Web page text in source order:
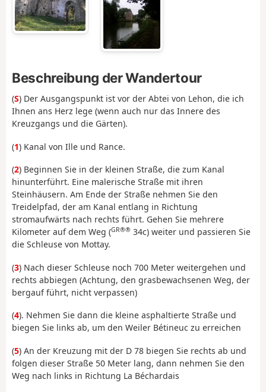
Beschreibung der Wandertour
(S) Der Ausgangspunkt ist vor der Abtei von Lehon, die ich
Ihnen ans Herz lege (wenn auch nur das Innere des
Kreuzgangs und die Gärten).
(1) Kanal von Ille und Rance.
(2) Beginnen Sie in der kleinen Straße, die zum Kanal
hinunterführt. Eine malerische Straße mit ihren
Steinhäusern. Am Ende der Straße nehmen Sie den
Treidelpfad, der am Kanal entlang in Richtung
stromaufwärts nach rechts führt. Gehen Sie mehrere
Kilometer auf dem Weg (GR®® 34c) weiter und passieren Sie
die Schleuse von Mottay.
(3) Nach dieser Schleuse noch 700 Meter weitergehen und
rechts abbiegen (Achtung, den grasbewachsenen Weg, der
bergauf führt, nicht verpassen)
(4). Nehmen Sie dann die kleine asphaltierte Straße und
biegen Sie links ab, um den Weiler Bétineuc zu erreichen
(5) An der Kreuzung mit der D 78 biegen Sie rechts ab und
folgen dieser Straße 50 Meter lang, dann nehmen Sie den
Weg nach links in Richtung La Béchardais